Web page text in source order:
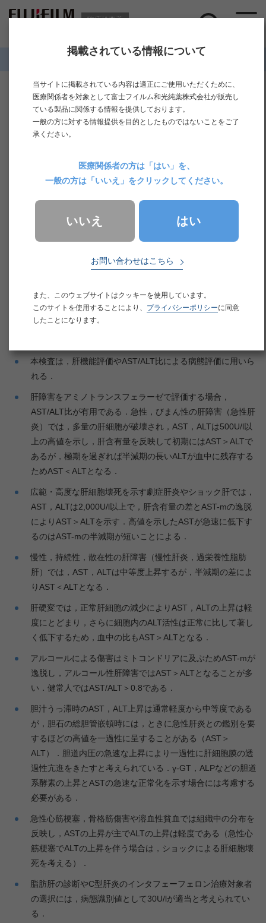
臨床検査薬
アラニンアミノトランスフェラーゼ
（ALT）
アラニンアミノトランスフェラーゼ（ALT），グルタ
本検査は，肝機能評価やAST/ALT比による病態評価に用いら
れる．
肝障害をアミノトランスフェラーゼで評価する場合，
AST/ALT比が有用である．急性，びまん性の肝障害（急性肝
炎）では，多量の肝細胞が破壊され，AST，ALTは500U/l以
上の高値を示し，肝含有量を反映して初期にはAST＞ALTで
あるが，極期を過ぎれば半減期の長いALTが血中に残存する
ためAST＜ALTとなる．
広範・高度な肝細胞壊死を示す劇症肝炎やショック肝では，
AST，ALTは2,000U/l以上で，肝含有量の差とAST-mの逸脱
によりAST＞ALTを示す．高値を示したASTが急速に低下す
るのはAST-mの半減期が短いことによる．
慢性，持続性，散在性の肝障害（慢性肝炎，過栄養性脂肪
肝）では，AST，ALTは中等度上昇するが，半減期の差によ
りAST＜ALTとなる．
肝硬変では，正常肝細胞の減少によりAST，ALTの上昇は軽
度にとどまり，さらに細胞内のALT活性は正常に比して著し
く低下するため，血中の比もAST＞ALTとなる．
アルコールによる傷害はミトコンドリアに及ぶためAST-mが
逸脱し，アルコール性肝障害ではAST＞ALTとなることが多
い．健常人ではAST/ALT＞0.8である．
胆汁うっ滞時のAST，ALT上昇は通常軽度から中等度である
が，胆石の総胆管嵌頓時には，ときに急性肝炎との鑑別を要
するほどの高値を一過性に呈することがある（AST＞
ALT）．胆道内圧の急速な上昇により一過性に肝細胞膜の透
過性亢進をきたすと考えられている．γ-GT，ALPなどの胆道
系酵素の上昇とASTの急速な正常化を示す場合には考慮する
必要がある．
急性心筋梗塞，骨格筋傷害や溶血性貧血では組織中の分布を
反映し，ASTの上昇が主でALTの上昇は軽度である（急性心
筋梗塞でALTの上昇を伴う場合は，ショックによる肝細胞壊
死を考える）．
脂肪肝の診断やC型肝炎のインタフェーフェロン治療対象者
の選択には，病態識別値として30U/lが適当と考えられてい
る．
掲載されている情報について
当サイトに掲載されている内容は適正にご使用いただくために、
医療関係者を対象として富士フイルム和光純薬株式会社が販売し
ている製品に関係する情報を提供しております。
一般の方に対する情報提供を目的としたものではないことをご了
承ください。
医療関係者の方は「はい」を、
一般の方は「いいえ」をクリックしてください。
はい
いいえ
お問い合わせはこちら
また、このウェブサイトはクッキーを使用しています。
このサイトを使用することにより、 プライバシーポリシーに同意
したことになります。